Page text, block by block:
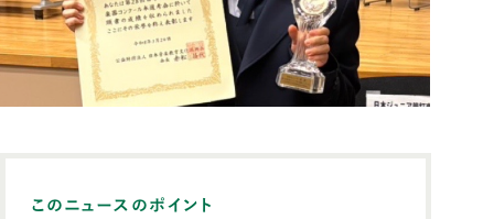
このニュースのポイント